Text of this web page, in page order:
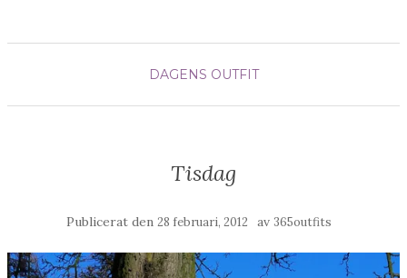
DAGENS OUTFIT
Tisdag
Publicerat den 28 februari, 2012 av 365outfits